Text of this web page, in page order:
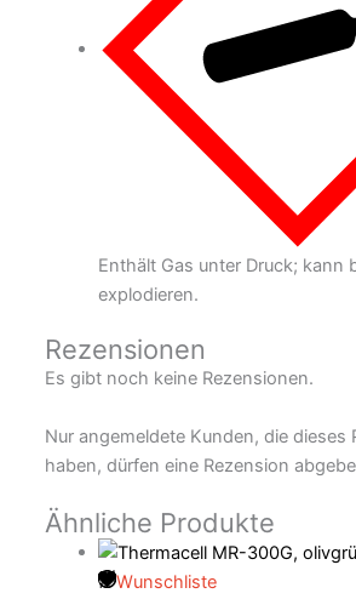
Enthält Gas unter Druck; kann
explodieren.
Rezensionen
Es gibt noch keine Rezensionen.
Nur angemeldete Kunden, die dieses
haben, dürfen eine Rezension
Ähnliche Produkte
Wunschliste